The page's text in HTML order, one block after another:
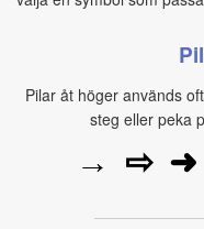
Pilar åt höger används
steg eller peka
→ ⇨ ➜